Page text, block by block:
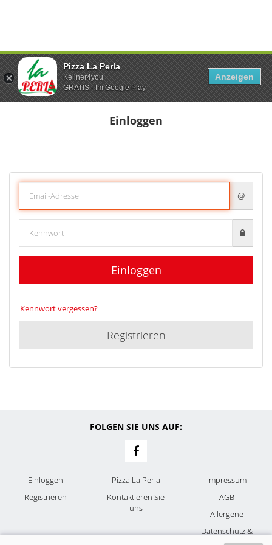
Einloggen
@
Einloggen
Kennwort vergessen?
Registrieren
FOLGEN SIE UNS AUF:
Einloggen
Registrieren
Pizza La Perla
Kontaktieren Sie
uns
Impressum
AGB
Allergene
Datenschutz &
Cookies
Pizza La Perla
Kellner4you
GRATIS - Im Google Play
Anzeigen